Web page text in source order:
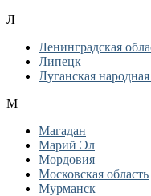
Л
Ленинградская
Липецк
Луганская
М
Магадан
Марий Эл
Мордовия
Московская область
Мурманск